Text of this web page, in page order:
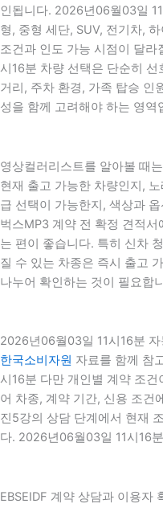
인됩니다. 2026년06월03일
형, 중형 세단, SUV, 전기차,
조건과 인도 가능 시점이 달
시16분 차량 선택은 단순히
거리, 주차 환경, 가족 탑승 인
성을 함께 고려해야 하는 영
영상컬러리스트를 알아볼 때
현재 출고 가능한 차량인지,
급 선택이 가능한지, 색상과
벅스MP3 계약 전 확정 견적
는 편이 좋습니다. 특히 신차
질 수 있는 차종은 즉시 출고
나누어 확인하는 것이 필요합
2026년06월03일 11시16분
한국소비자원 자료를 함께 참
시16분 다만 개인별 계약 조
어 차종, 계약 기간, 신용 조건
진5강의 상담 단계에서 현재
다. 2026년06월03일 11시16분
EBSEIDF 계약 상담과 이용자